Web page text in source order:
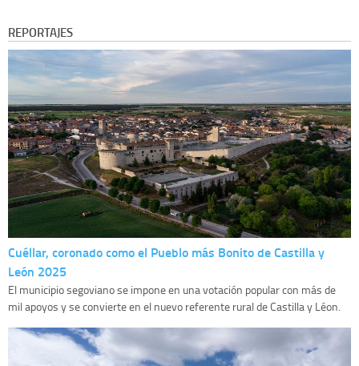
REPORTAJES
Cuéllar, coronado como el Pueblo más Bonito de Castilla y
León 2025
El municipio segoviano se impone en una votación popular con más de
mil apoyos y se convierte en el nuevo referente rural de Castilla y Léon.